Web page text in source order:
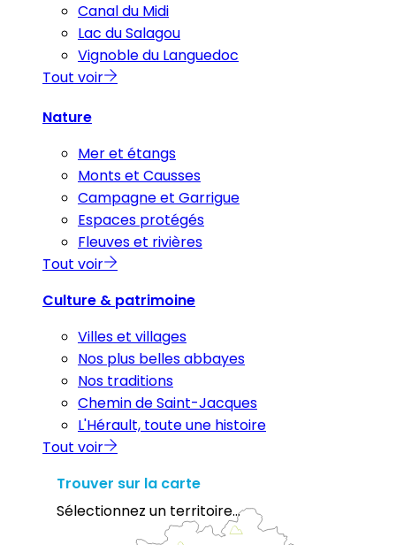
Canal du Midi
Lac du Salagou
Vignoble du Languedoc
Tout voir
Nature
Mer et étangs
Monts et Causses
Campagne et Garrigue
Espaces protégés
Fleuves et rivières
Tout voir
Culture & patrimoine
Villes et villages
Nos plus belles abbayes
Nos traditions
Chemin de Saint-Jacques
L'Hérault, toute une histoire
Tout voir
Trouver sur la carte
Sélectionnez un territoire...